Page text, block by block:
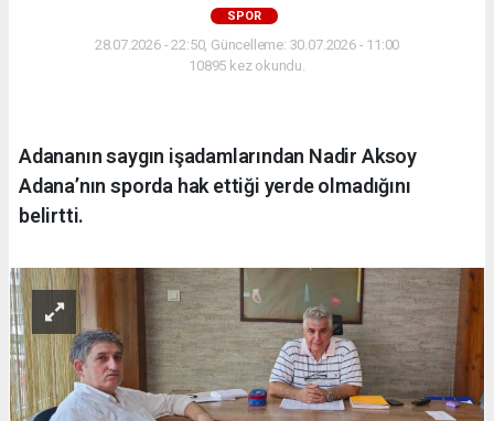
SPOR
28.07.2026 - 22:50, Güncelleme: 30.07.2026 - 11:00
10895 kez okundu.
Adananın saygın işadamlarından Nadir Aksoy
Adana’nın sporda hak ettiği yerde olmadığını
belirtti.